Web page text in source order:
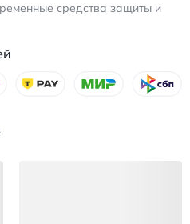
средства защиты и